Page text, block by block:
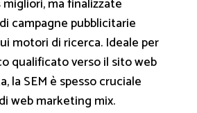
migliori, ma finalizzate
campagne pubblicitarie
motori di ricerca. Ideale per
qualificato verso il sito web
la SEM è spesso cruciale
web marketing mix.